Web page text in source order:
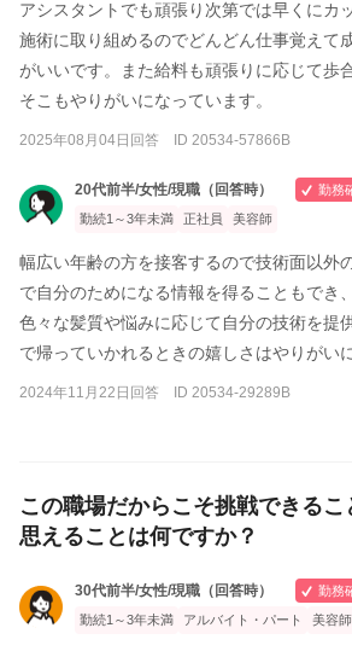
アシスタントでも頑張り次第では早くにカ
施術に取り組めるのでどんどん仕事覚えて
がいいです。また給料も頑張りに応じて歩
そこもやりがいになっています。
2025年08月04日回答 ID 20534-57866B
20代前半/女性/現職（回答時）
勤務
勤続1～3年未満
正社員 美容師
幅広い年齢の方を接客するので技術面以外
で自分のためになる情報を得ることもでき
色々な髪質や悩みに応じて自分の技術を提
で帰っていかれるときの嬉しさはやりがい
2024年11月22日回答 ID 20534-29289B
この職場だからこそ挑戦できるこ
思えることは何ですか？
30代前半/女性/現職（回答時）
勤務
勤続1～3年未満
アルバイト・パート 美容師